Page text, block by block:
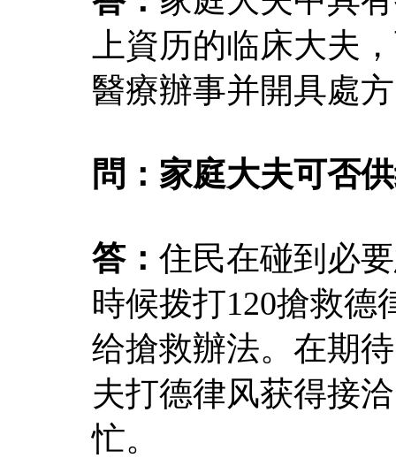
上資历的临床大夫
醫療辦事并開具處
問：家庭大夫可否
答： 住民在碰到必
時候拨打120搶救德
给搶救辦法。在期
夫打德律风获得接
忙。